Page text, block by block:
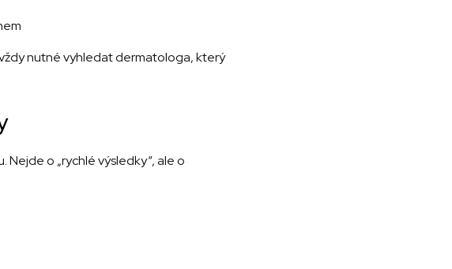
nutné vyhledat dermatologa, který
o „rychlé výsledky“, ale o